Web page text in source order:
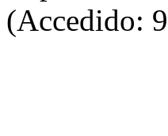
(Accedido: